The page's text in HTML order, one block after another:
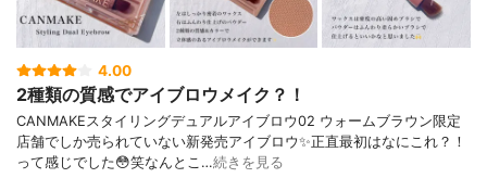
4.00
2種類の質感でアイブロウメイク？！
CANMAKEスタイリングデュアルアイブロウ02 ウォームブラウン限定
店舗でしか売られていない新発売アイブロウ✨正直最初はなにこれ？！
って感じでした😳笑なんとこ…続きを見る